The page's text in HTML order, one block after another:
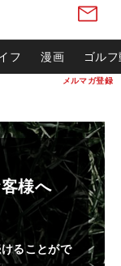
メルマガ登録
フ 漫画 ゴル
様へ
ることがで